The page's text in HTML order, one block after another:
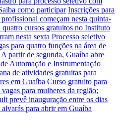
como participar Inscrições para
começam nesta quinta-
quatro cursos gratuitos no Instituto
nesta sexta Processo seletivo
para quatro funções na área de
A partir de segunda, Guaíba abre
Automação e Instrumentação
de atividades gratuitas para
em Guaíba Curso gratuito para
para mulheres da região;
prevê inauguração entre os dias
para abrir em Guaíba